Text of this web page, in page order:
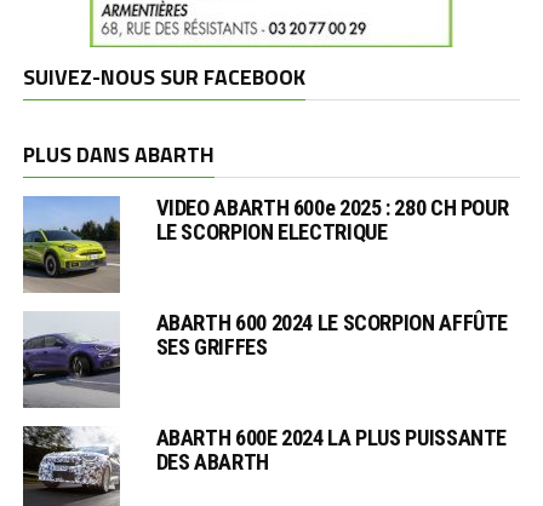
SUIVEZ-NOUS SUR FACEBOOK
PLUS DANS ABARTH
VIDEO ABARTH 600e 2025 : 280 CH POUR
LE SCORPION ELECTRIQUE
ABARTH 600 2024 LE SCORPION AFFÛTE
SES GRIFFES
ABARTH 600E 2024 LA PLUS PUISSANTE
DES ABARTH